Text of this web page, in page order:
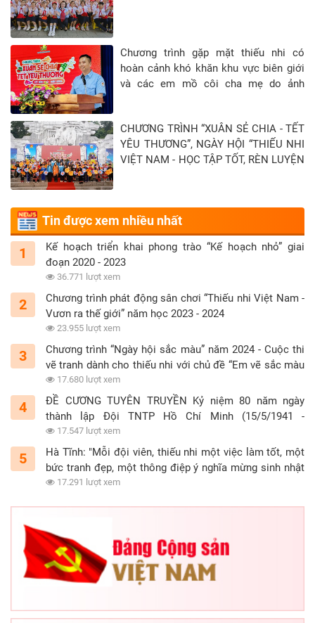
Chương trình gặp mặt thiếu nhi có
hoàn cảnh khó khăn khu vực biên giới
và các em mồ côi cha mẹ do ảnh
chia - Tết yêu thương” năm 2026
CHƯƠNG TRÌNH “XUÂN SẺ CHIA - TẾT
YÊU THƯƠNG”, NGÀY HỘI “THIẾU NHI
VIỆT NAM - HỌC TẬP TỐT, RÈN LUYỆN
Tin được xem nhiều nhất
1
Kế hoạch triển khai phong trào “Kế hoạch nhỏ” giai
đoạn 2020 - 2023
36.771 lượt xem
2
Chương trình phát động sân chơi “Thiếu nhi Việt Nam -
Vươn ra thế giới” năm học 2023 - 2024
23.955 lượt xem
3
Chương trình “Ngày hội sắc màu” năm 2024 - Cuộc thi
vẽ tranh dành cho thiếu nhi với chủ đề “Em vẽ sắc màu
tình nguyện”
17.680 lượt xem
4
ĐỀ CƯƠNG TUYÊN TRUYỀN Kỷ niệm 80 năm ngày
thành lập Đội TNTP Hồ Chí Minh (15/5/1941 -
15/5/2021)
17.547 lượt xem
5
Hà Tĩnh: "Mỗi đội viên, thiếu nhi một việc làm tốt, một
bức tranh đẹp, một thông điệp ý nghĩa mừng sinh nhật
Đội"17.291 lượt xem